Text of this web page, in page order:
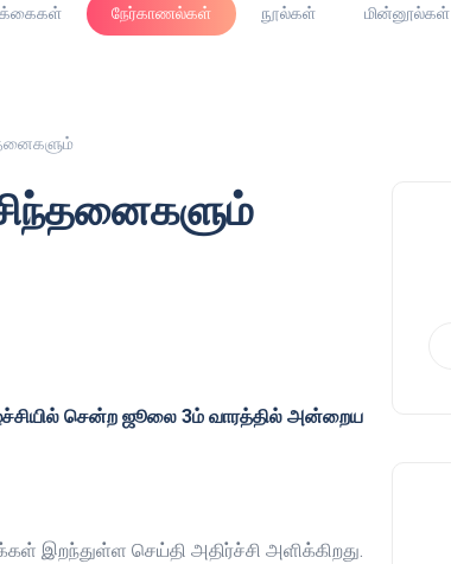
நேர்காணல்கள் நூல்கள் மின்னூல்கள்
சென்ற ஜூலை 3ம் வாரத்தில் அன்றைய
இறந்துள்ள செய்தி அதிர்ச்சி அளிக்கிறது.